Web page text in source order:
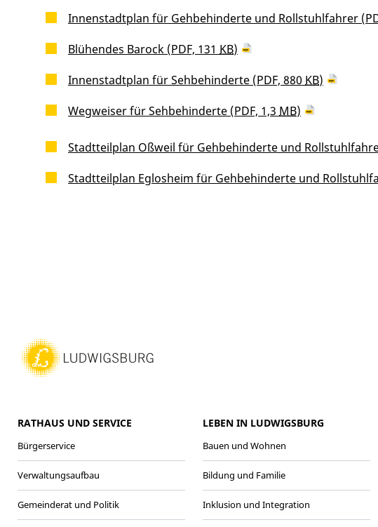
Innenstadtplan für Gehbehinderte und Rollstuhlfahrer
Blühendes Barock (PDF, 131 KB)
Innenstadtplan für Sehbehinderte (PDF, 880 KB)
Wegweiser für Sehbehinderte (PDF, 1,3 MB)
Stadtteilplan Oßweil für Gehbehinderte und
Stadtteilplan Eglosheim für Gehbehinderte und
RATHAUS UND SERVICE
Bürgerservice
Verwaltungsaufbau
Gemeinderat und Politik
LEBEN IN LUDWIGSBURG
Bauen und Wohnen
Bildung und Familie
Inklusion und Integration